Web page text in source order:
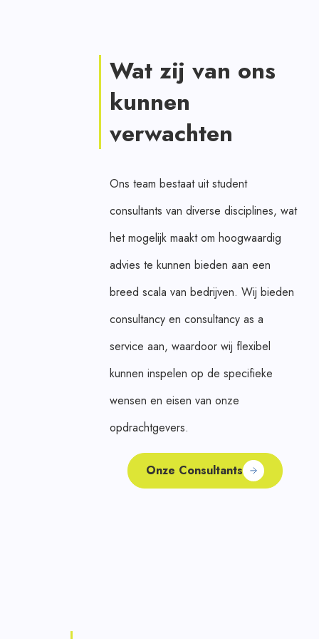
Wat zij van ons
kunnen
verwachten
Ons team bestaat uit student
consultants van diverse disciplines, wat
het mogelijk maakt om hoogwaardig
advies te kunnen bieden aan een
breed scala van bedrijven. Wij bieden
consultancy en consultancy as a
service aan, waardoor wij flexibel
kunnen inspelen op de specifieke
wensen en eisen van onze
opdrachtgevers.
Onze Consultants